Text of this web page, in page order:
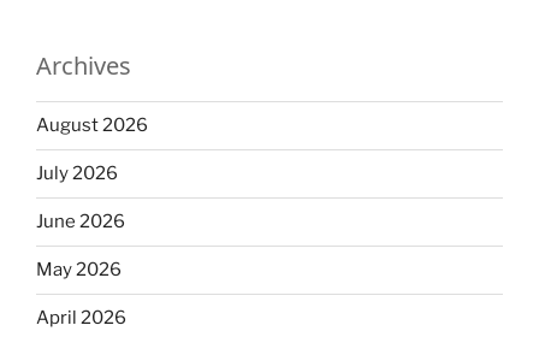
Archives
August 2026
July 2026
June 2026
May 2026
April 2026